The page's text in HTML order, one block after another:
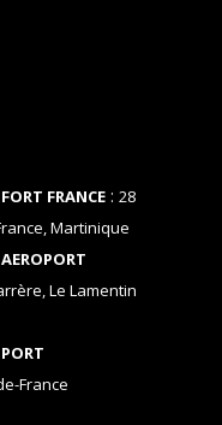
FRANCE: 28
Martinique
Le Lamentin
France